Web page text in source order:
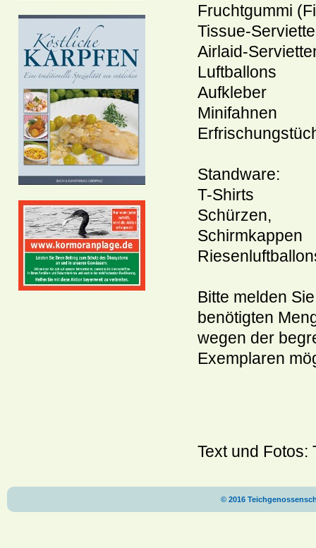
Fruchtgummi
Tissue-
Airlaid-
Luftballons
Aufkleber
Minifahnen
Standware:
T-Shirts
Schürzen,
Schirmkappen
Bitte melden
benötigten
wegen der
Exemplaren
Text und Fotos:
© 2016